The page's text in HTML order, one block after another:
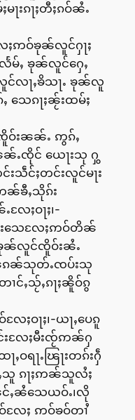
ႃးၵႃႈတီႈၵဝ်ၼႆႉ
ႈဢဝ်ၶုၼ်လူင်ႁႃႈ
မ်ႇ ၶုၼ်လူင်ႁေႇ
လႃႇၶိသႃႉ ၶုၼ်လူ
သေၵႃႈၼႂ်းထမ်ႈ
းၼၼ်ႉ ဢွၵ်ႇ
ၼ်ႉၸိုင် ယေႃးသု ႁွ
သဵင်ႈတင်းလူင်မႃး
ၼ်ၶီႇသိုၵ်း
ႄႈဝႃႈ၊-
သေလႄႈဢဝ်တိၼ်
ၶုၼ်လူင်ၸိူဝ်းၼႆႉ
ၼ်ၵၼ်သုတ်ႉၸပ်းသု
ႇသႂ်ႇၵႃႈၼိူဝ်ၵွ
ႄႈဝႃႈ၊-ယႃႇပေၵူ
းလႄႈမီးၸႂ်ဢၼ်ႁ
ဝရႃႉၽြႃးတၵ်းႁဵ
သူ ၵႃႈဢၼ်သူလႆႈ
င်ႇၼႆသေယဝ်ႉ၊လို
လႄႈ ဢဝ်ၶဝ်တၢႆ